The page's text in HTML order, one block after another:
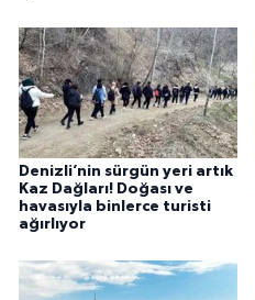
Denizli’nin sürgün yeri artık
Kaz Dağları! Doğası ve
havasıyla binlerce turisti
ağırlıyor